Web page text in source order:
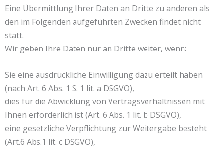
Eine Übermittlung Ihrer Daten an Dritte zu anderen als
den im Folgenden aufgeführten Zwecken findet nicht
statt.
Wir geben Ihre Daten nur an Dritte weiter, wenn:
Sie eine ausdrückliche Einwilligung dazu erteilt haben
(nach Art. 6 Abs. 1 S. 1 lit. a DSGVO),
dies für die Abwicklung von Vertragsverhältnissen mit
Ihnen erforderlich ist (Art. 6 Abs. 1 lit. b DSGVO),
eine gesetzliche Verpflichtung zur Weitergabe besteht
(Art.6 Abs.1 lit. c DSGVO),